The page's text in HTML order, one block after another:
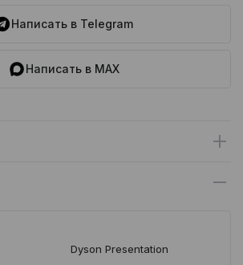
Написать в Telegram
Написать в MAX
Dyson Presentation